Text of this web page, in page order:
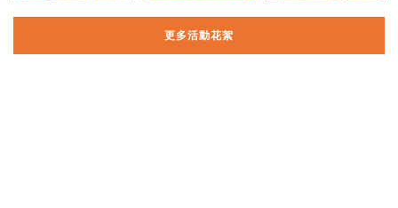
更多活動花絮